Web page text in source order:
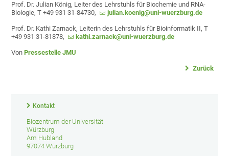
Prof. Dr. Julian König, Leiter des Lehrstuhls für Biochemie und RNA-
Biologie, T +49 931 31-84730,
julian.koenig@uni-wuerzburg.de
Prof. Dr. Kathi Zarnack, Leiterin des Lehrstuhls für Bioinformatik II, T
+49 931 31-81878,
kathi.zarnack@uni-wuerzburg.de
VonPressestelle JMU
Zurück
Kontakt
Biozentrum der Universität
Würzburg
Am Hubland
97074 Würzburg